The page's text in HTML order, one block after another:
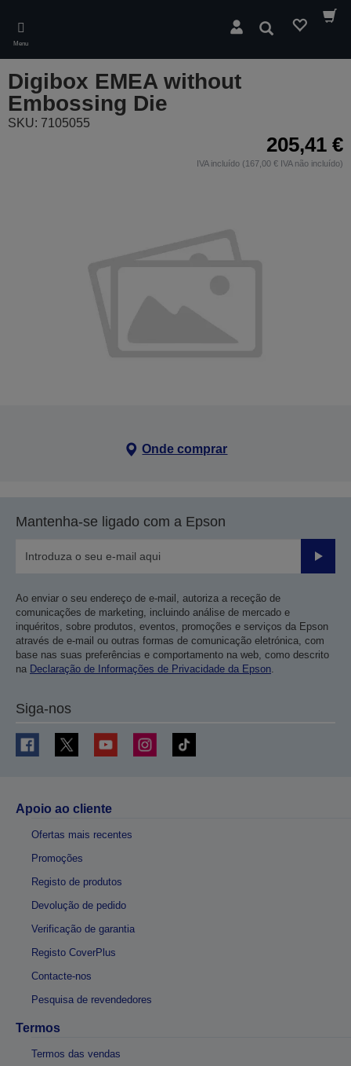
main
content
Menu
Pesquisar
Digibox EMEA without
Embossing Die
SKU: 7105055
205,41 €
IVA incluído (167,00 € IVA não incluído)
Onde comprar
Mantenha-se ligado com a Epson
Enviar
Ao enviar o seu endereço de e-mail, autoriza a receção de
comunicações de marketing, incluindo análise de mercado e
inquéritos, sobre produtos, eventos, promoções e serviços da Epson
através de e-mail ou outras formas de comunicação eletrónica, com
base nas suas preferências e comportamento na web, como descrito
na Declaração de Informações de Privacidade da Epson
Siga-nos
Apoio ao cliente
Ofertas mais recentes
Promoções
Registo de produtos
Devolução de pedido
Verificação de garantia
Registo CoverPlus
Contacte-nos
Pesquisa de revendedores
Termos
Termos das vendas